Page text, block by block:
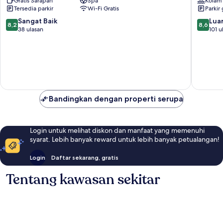
Tersedia parkir
Wi-Fi Gratis
8.2
dari
8,2 Sangat Baik
38 ulasan
Terme
Parkir
8.6
dari
8,6
101
Bandingkan dengan properti serupa
Login untuk melihat diskon dan manfaat yang memenuhi
syarat. Lebih banyak reward untuk lebih banyak petualangan!
Login Daftar sekarang, gratis
Tentang kawasan sekitar